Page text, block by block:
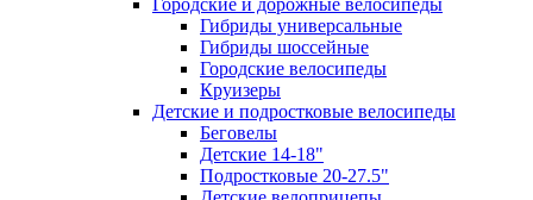
Гибриды универсальные
Гибриды шоссейные
Городские велосипеды
Круизеры
Детские и подростковые велосипеды
Беговелы
Детские 14-18"
Подростковые 20-27.5"